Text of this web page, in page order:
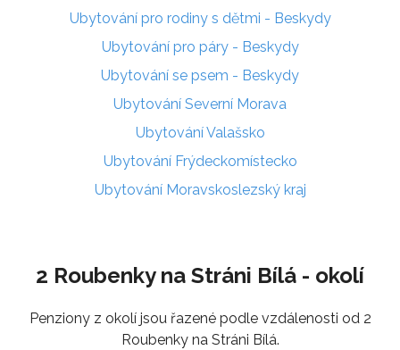
Ubytování pro rodiny s dětmi - Beskydy
Ubytování pro páry - Beskydy
Ubytování se psem - Beskydy
Ubytování Severní Morava
Ubytování Valašsko
Ubytování Frýdeckomístecko
Ubytování Moravskoslezský kraj
2 Roubenky na Stráni Bílá - okolí
Penziony z okolí jsou řazené podle vzdálenosti od 2
Roubenky na Stráni Bílá.